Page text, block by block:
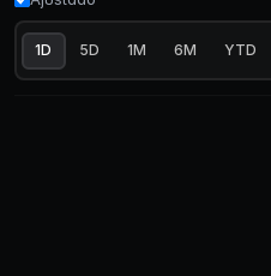
1D 5D 1M 6M YTD